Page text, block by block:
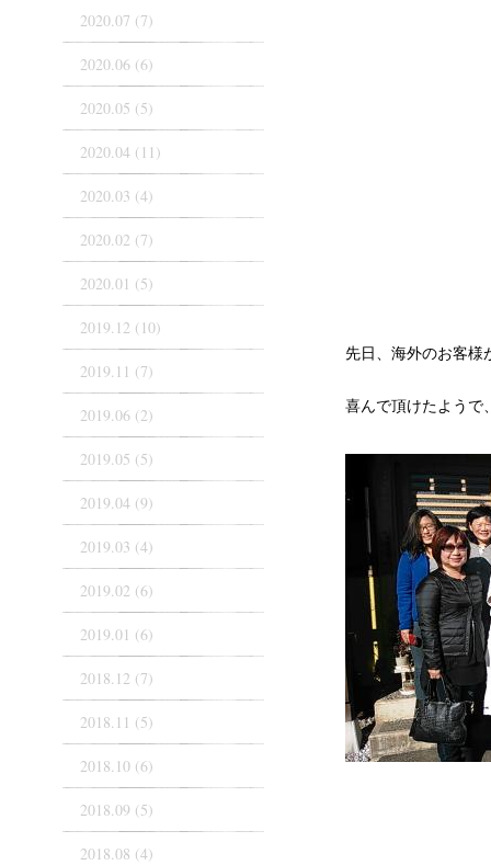
先日、海外のお客様
喜んで頂けたようで
2020.07 (7)
2020.06 (6)
2020.05 (5)
2020.04 (11)
2020.03 (4)
2020.02 (7)
2020.01 (5)
2019.12 (10)
2019.11 (7)
2019.06 (2)
2019.05 (5)
2019.04 (9)
2019.03 (4)
2019.02 (6)
2019.01 (6)
2018.12 (7)
2018.11 (5)
2018.10 (6)
2018.09 (5)
2018.08 (4)